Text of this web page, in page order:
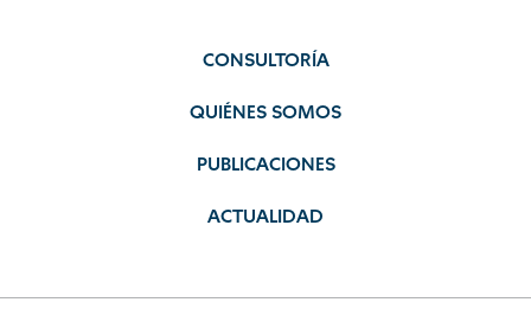
CONSULTORÍA
QUIÉNES SOMOS
PUBLICACIONES
ACTUALIDAD